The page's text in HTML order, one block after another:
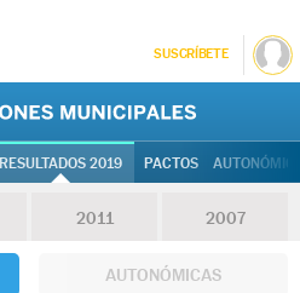
SUSCRÍBETE
RESULTADOS 2019 PACTOS
2011 2007
AUTONÓMICAS